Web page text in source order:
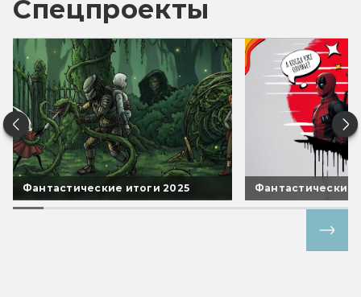
Спецпроекты
Фантастические итоги 2025 Фантастические